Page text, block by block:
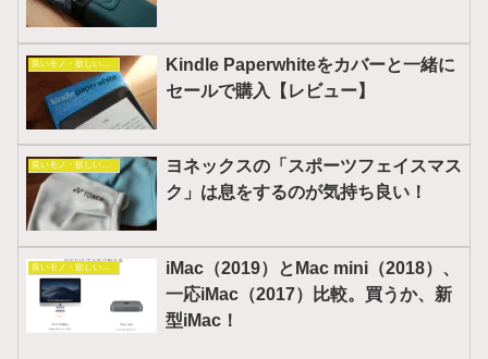
良いモノ・欲しいモノ
Kindle Paperwhiteをカバーと一緒に
セールで購入【レビュー】
良いモノ・欲しいモノ
ヨネックスの「スポーツフェイスマス
ク」は息をするのが気持ち良い！
良いモノ・欲しいモノ
iMac（2019）とMac mini（2018）、
一応iMac（2017）比較。買うか、新
型iMac！